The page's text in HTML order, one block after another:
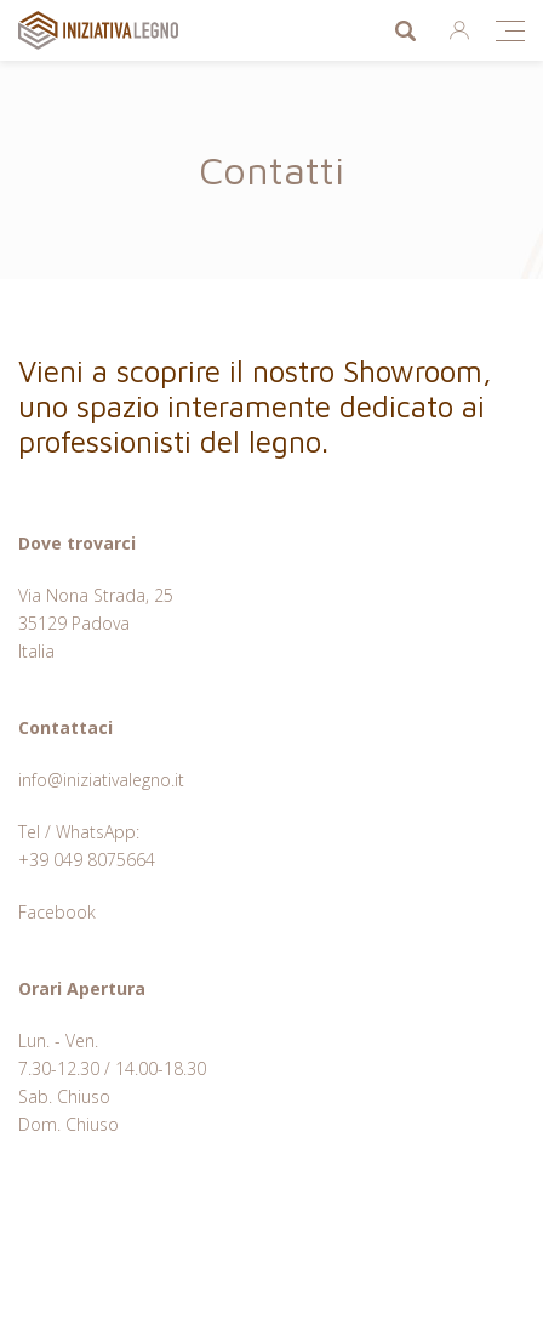
Cerca
Contatti
Vieni a scoprire il nostro Showroom,
uno spazio interamente dedicato ai
professionisti del legno.
Dove trovarci
Via Nona Strada, 25
35129 Padova
Italia
Contattaci
info@iniziativalegno.it
Tel / WhatsApp:
+39 049 8075664
Facebook
Orari Apertura
Lun. - Ven.
7.30-12.30 / 14.00-18.30
Sab. Chiuso
Dom. Chiuso